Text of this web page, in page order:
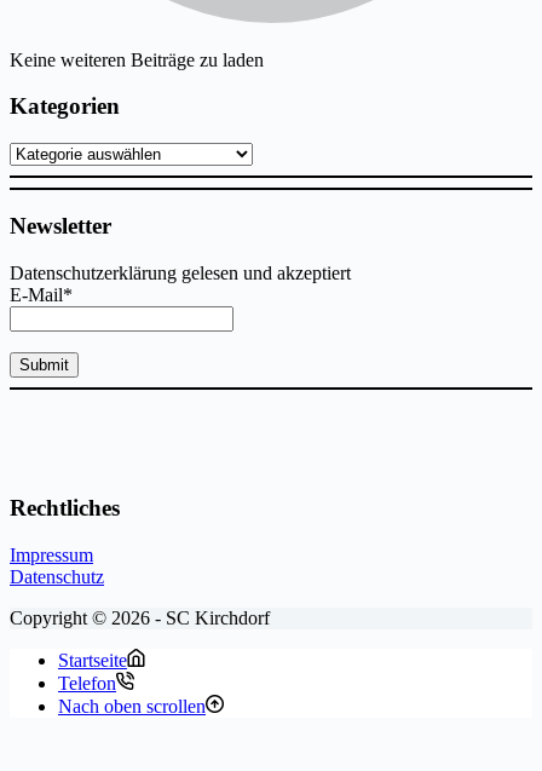
Keine weiteren Beiträge zu laden
Kategorien
Kategorien
Newsletter
Datenschutzerklärung gelesen und akzeptiert
E-Mail*
Rechtliches
Impressum
Datenschutz
Copyright © 2026 - SC Kirchdorf
Startseite
Telefon
Nach oben scrollen